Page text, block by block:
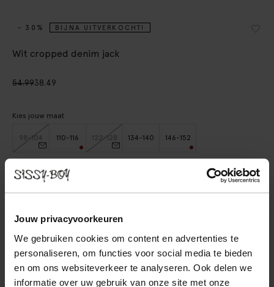
Jouw privacyvoorkeuren
We gebruiken cookies om content en advertenties te
personaliseren, om functies voor social media te bieden
en om ons websiteverkeer te analyseren. Ook delen we
informatie over uw gebruik van onze site met onze
- 30% BIJNA UITVERKOCHT!
Wit cropped denim jack
54.9938.49
Kies jouw maat
98-104 110-116 122-128 134-140 146-152
Gratis verzending naar winkel
Achteraf betalen
Snelle levering